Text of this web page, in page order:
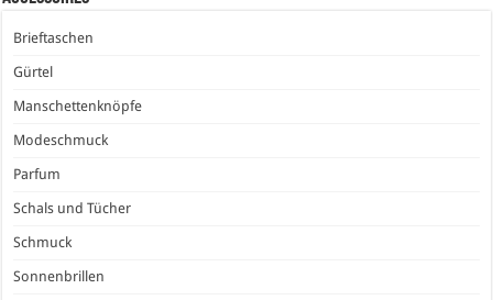
Brieftaschen
Gürtel
Manschettenknöpfe
Modeschmuck
Parfum
Schals und Tücher
Schmuck
Sonnenbrillen